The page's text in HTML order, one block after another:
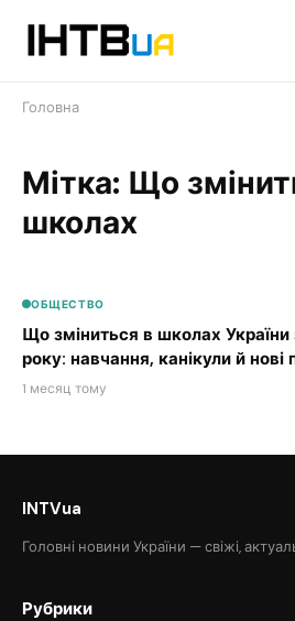
Головна
Мітка: Що
школах
ОБЩЕСТВО
Що зміниться в школах України
року: навчання, канікули й нові
1 месяц тому
INTVua
Головні новини України — свіжі,
Рубрики